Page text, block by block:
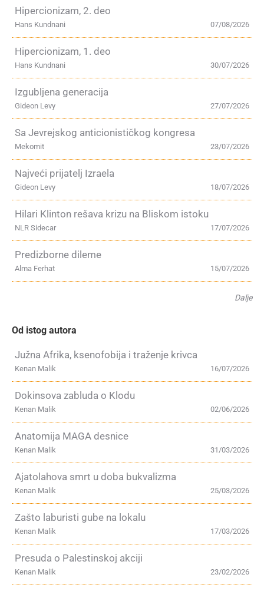
Hipercionizam, 2. deo
07/08/2026
Hans Kundnani
Hipercionizam, 1. deo
30/07/2026
Hans Kundnani
Izgubljena generacija
27/07/2026
Gideon Levy
Sa Jevrejskog anticionističkog kongresa
23/07/2026
Mekomit
Najveći prijatelj Izraela
18/07/2026
Gideon Levy
Hilari Klinton rešava krizu na Bliskom istoku
17/07/2026
NLR Sidecar
Predizborne dileme
15/07/2026
Alma Ferhat
Dalje
Od istog autora
Južna Afrika, ksenofobija i traženje krivca
16/07/2026
Kenan Malik
Dokinsova zabluda o Klodu
02/06/2026
Kenan Malik
Anatomija MAGA desnice
31/03/2026
Kenan Malik
Ajatolahova smrt u doba bukvalizma
25/03/2026
Kenan Malik
Zašto laburisti gube na lokalu
17/03/2026
Kenan Malik
Presuda o Palestinskoj akciji
23/02/2026
Kenan Malik